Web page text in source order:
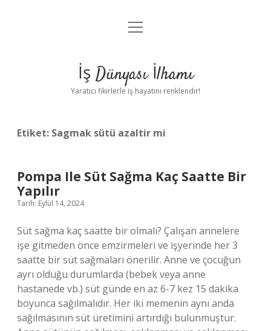
Anasayfa
Yasal Uyarı
menüyü
İş Dünyası İlhamı
Yaratıcı fikirlerle iş hayatını renklendir!
Etiket: Sagmak sütü azaltir mi
Pompa Ile Süt Sağma Kaç Saatte Bir
Yapılır
Tarih: Eylül 14, 2024
Süt sağma kaç saatte bir olmalı? Çalışan annelere
işe gitmeden önce emzirmeleri ve işyerinde her 3
saatte bir süt sağmaları önerilir. Anne ve çocuğun
ayrı olduğu durumlarda (bebek veya anne
hastanede vb.) süt günde en az 6-7 kez 15 dakika
boyunca sağılmalıdır. Her iki memenin aynı anda
sağılmasının süt üretimini artırdığı bulunmuştur.